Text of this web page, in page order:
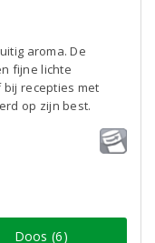
aroma. De
fijne lichte
recepties met
op zijn best.
Doos (6)